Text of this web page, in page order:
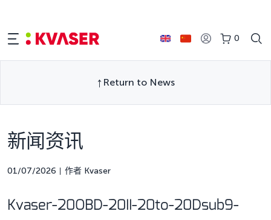
0
Return to News
新闻资讯
01/07/2026 作者 Kvaser
Kvaser-20OBD-20II-20to-20Dsub9-